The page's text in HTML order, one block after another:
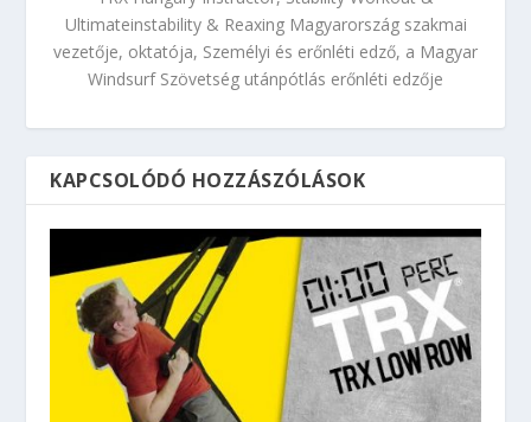
Ultimateinstability & Reaxing Magyarország szakmai
vezetője, oktatója, Személyi és erőnléti edző, a Magyar
Windsurf Szövetség utánpótlás erőnléti edzője
KAPCSOLÓDÓ HOZZÁSZÓLÁSOK